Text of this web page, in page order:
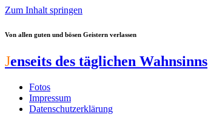
Zum Inhalt springen
Von allen guten und bösen Geistern verlassen
Jenseits des täglichen Wahnsinns
Fotos
Impressum
Datenschutzerklärung